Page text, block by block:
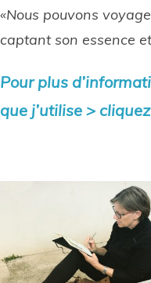
«Nous pouvons
captant son essence
Pour plus
que j’utilise >